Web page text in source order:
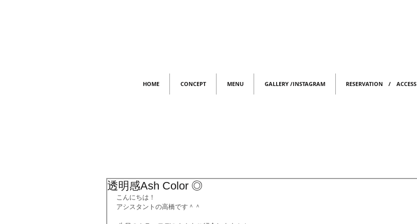
HOME CONCEPT MENU GALLERY /INSTAGRAM RESERVATION / ACCESS
透明感Ash Color ◎
こんにちは！
アシスタントの高橋です＾＾